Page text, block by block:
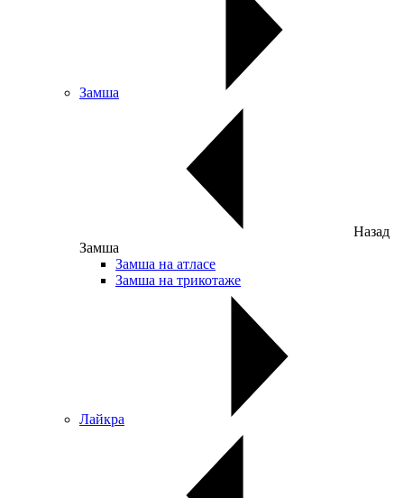
Замша
Назад
Замша
Замша на атласе
Замша на трикотаже
Лайкра